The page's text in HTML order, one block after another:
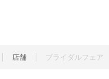
店舗 ブライダルフェア